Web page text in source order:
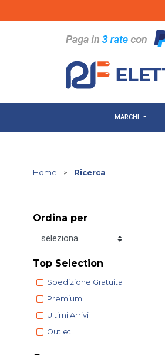
MARCHI
Home > Ricerca
Ordina per
Ordina per
Top Selection
Spedizione Gratuita
Premium
Ultimi Arrivi
Outlet